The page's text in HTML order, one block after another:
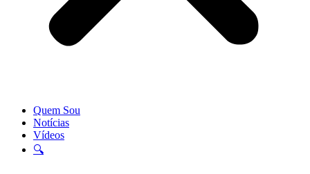
Quem Sou
Notícias
Vídeos
🔍